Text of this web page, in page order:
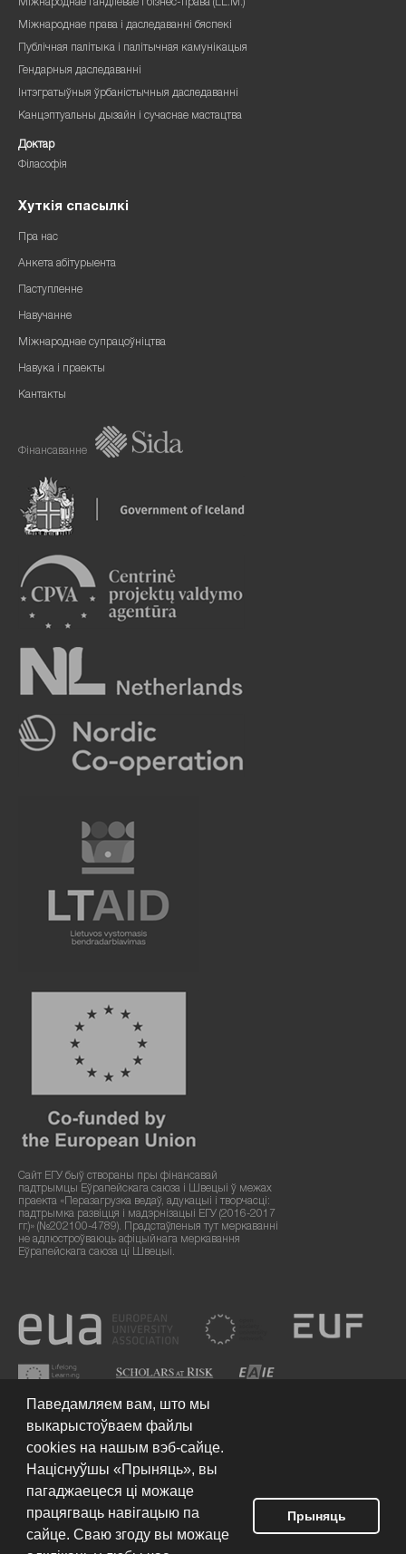
Міжнароднае гандлёвае і бізнес-права (LL.M.)
Міжнароднае права і даследаванні бяспекі
Публічная палітыка і палітычная камунікацыя
Гендарныя даследаванні
Інтэгратыўныя ўрбаністычныя даследаванні
Канцэптуальны дызайн і сучаснае мастацтва
Доктар
Філасофія
Хуткія спасылкі
Пра нас
Анкета абітурыента
Паступленне
Навучанне
Міжнароднае супрацоўніцтва
Навука і праекты
Кантакты
Фінансаванне
Сайт ЕГУ быў створаны пры фінансавай
падтрымцы Еўрапейскага саюза і Швецыі ў межах
праекта «Перазагрузка ведаў, адукацыі і творчасці:
падтрымка развіцця і мадэрнізацыі ЕГУ (2016-2017
гг.)» (№202100-4789). Прадстаўленыя тут меркаванні
не адлюстроўваюць афіцыйнага меркавання
Еўрапейскага саюза ці Швецыі.
Умовы выкарыстання сайта © 2026 Еўрапейскі гуманітарны
ўніверсітэт
Паведамляем вам, што мы
выкарыстоўваем файлы
cookies на нашым вэб-сайце.
Націснуўшы «Прыняць», вы
пагаджаецеся ці можаце
працягваць навігацыю па
сайце. Сваю згоду вы можаце
Прыняць